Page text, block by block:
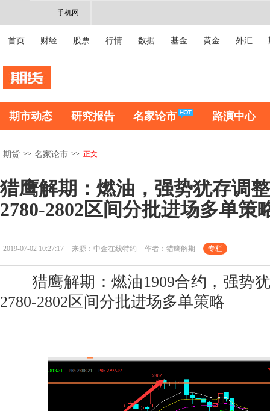
手机网
首页 财经 股票 行情 数据 基金 黄金 外汇
期市动态 研究报告 名家论市 路演中心
期货 >> 名家论市 >> 正文
猎鹰解期：燃油，强势犹存调
2780-2802区间分批进场多单策
2019-07-02 10:27:17 来源：中金在线特约 作者：猎鹰解期 专栏
猎鹰解期：燃油1909合约，强势
2780-2802区间分批进场多单策略